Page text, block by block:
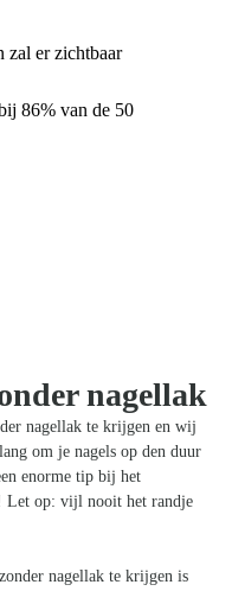
zal er zichtbaar
86% van de 50
nagellak
nagellak te krijgen en wij
om je nagels op den duur
enorme tip bij het
Let op: vijl nooit het randje
nagellak te krijgen is